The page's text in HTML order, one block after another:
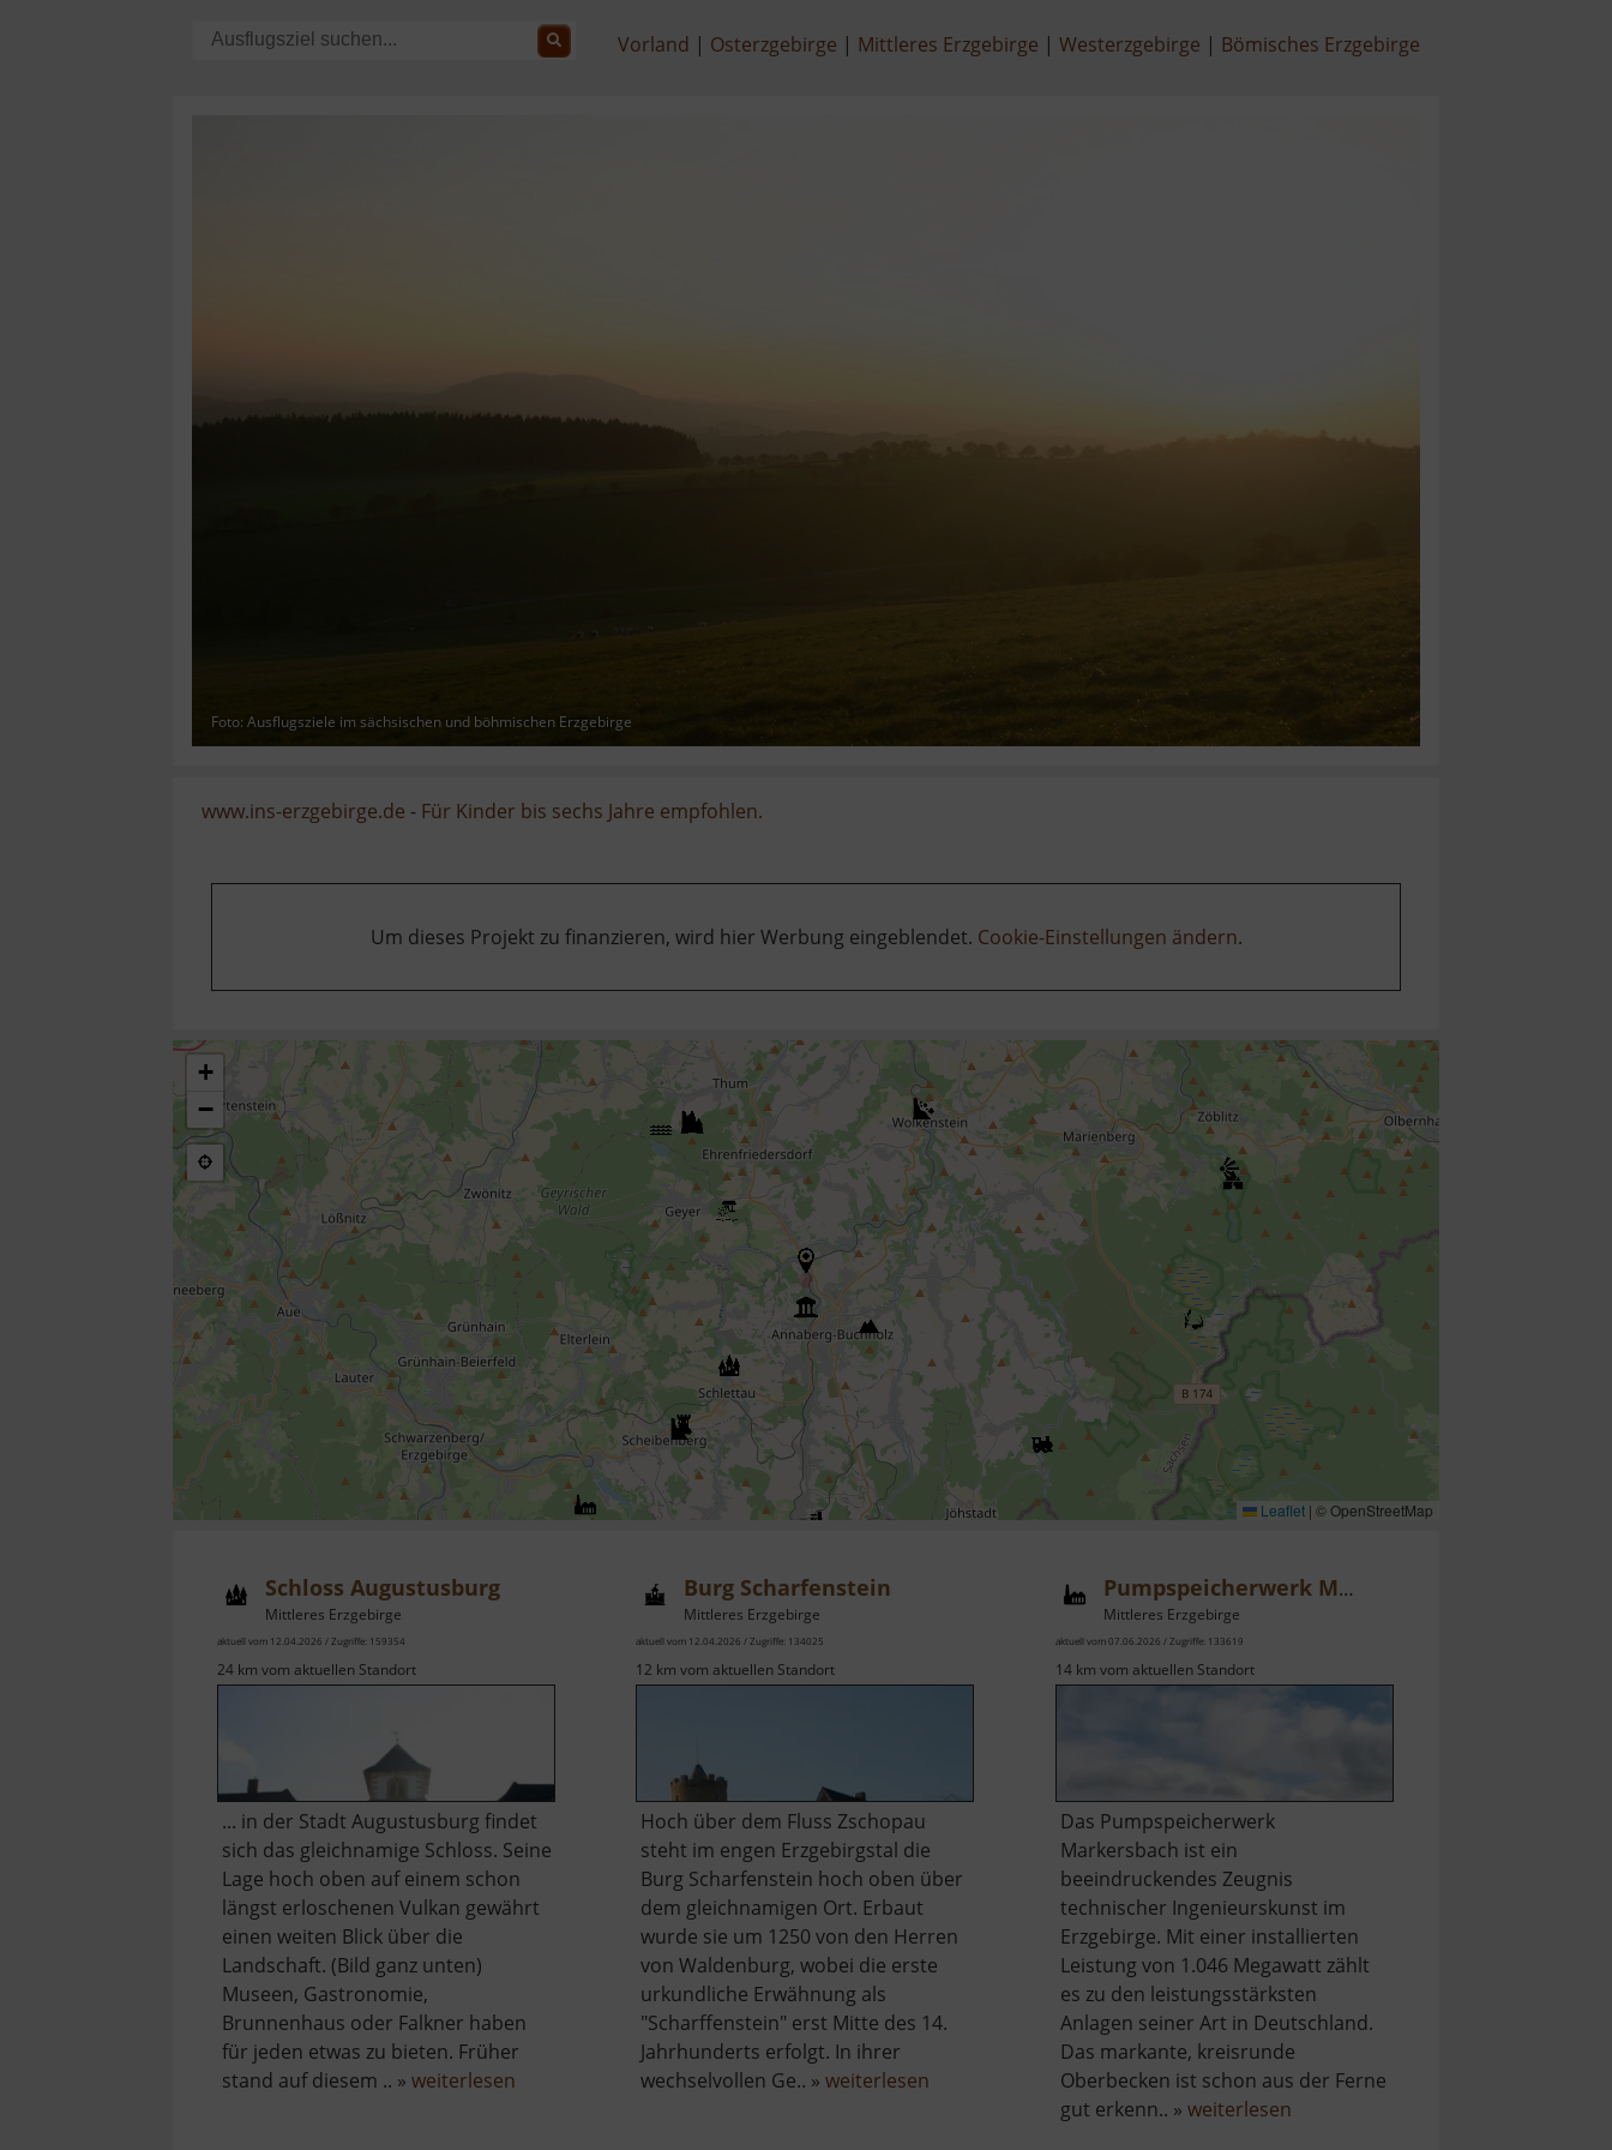
Vorland Osterzgebirge Mittleres Erzgebirge Westerzgebirge Bömisches Erzgebirge
Foto: Ausflugsziele im sächsischen und böhmischen Erzgebirge
www.ins-erzgebirge.de - Für Kinder bis sechs Jahre empfohlen.
Um dieses Projekt zu finanzieren, wird hier Werbung eingeblendet. Cookie-Einstellungen ändern.
+
−
Leaflet | © OpenStreetMap
Schloss Augustusburg
Mittleres Erzgebirge
aktuell vom 12.04.2026 / Zugriffe: 159354
24 km vom aktuellen Standort
... in der Stadt Augustusburg findet
sich das gleichnamige Schloss. Seine
Lage hoch oben auf einem schon
längst erloschenen Vulkan gewährt
einen weiten Blick über die
Landschaft. (Bild ganz unten)
Museen, Gastronomie,
Brunnenhaus oder Falkner haben
für jeden etwas zu bieten. Früher
stand auf diesem .. » weiterlesen
Burg Scharfenstein
Mittleres Erzgebirge
aktuell vom 12.04.2026 / Zugriffe: 134025
12 km vom aktuellen Standort
Hoch über dem Fluss Zschopau
steht im engen Erzgebirgstal die
Burg Scharfenstein hoch oben über
dem gleichnamigen Ort. Erbaut
wurde sie um 1250 von den Herren
von Waldenburg, wobei die erste
urkundliche Erwähnung als
"Scharffenstein" erst Mitte des 14.
Jahrhunderts erfolgt. In ihrer
wechselvollen Ge.. »weiterlesen
Pumpspeicherwerk Markersbach
Mittleres Erzgebirge
aktuell vom 07.06.2026 / Zugriffe: 133619
14 km vom aktuellen Standort
Das Pumpspeicherwerk
Markersbach ist ein
beeindruckendes Zeugnis
technischer Ingenieurskunst im
Erzgebirge. Mit einer installierten
Leistung von 1.046 Megawatt zählt
es zu den leistungsstärksten
Anlagen seiner Art in Deutschland.
Das markante, kreisrunde
Oberbecken ist schon aus der Ferne
gut erkenn.. » weiterlesenüber